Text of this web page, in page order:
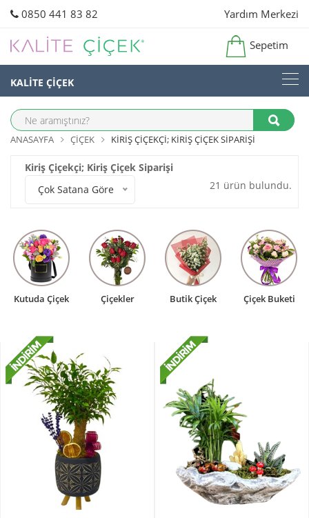
0850 441 83 82 Yardım Merkezi
Sepetim
KALİTE ÇİÇEK
ANASAYFA ÇIÇEK KIRIŞ ÇIÇEKÇI; KIRIŞ ÇIÇEK SIPARIŞI
Kiriş Çiçekçi; Kiriş Çiçek Siparişi
Çok Satana Göre
21 ürün bulundu.
Kutuda Çiçek Çiçekler Butik Çiçek Çiçek Buketi